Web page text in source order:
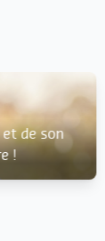
de son
!